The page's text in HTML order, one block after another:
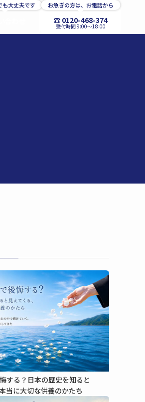
も大丈夫です お急ぎの方は、お電話から
☎ 0120-468-374
受付時間 9:00〜18:00
する？​日本の​歴史を​知ると​
当に​大切な​供養のかたち